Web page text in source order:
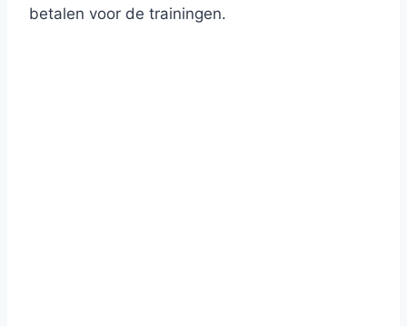
betalen voor de trainingen.